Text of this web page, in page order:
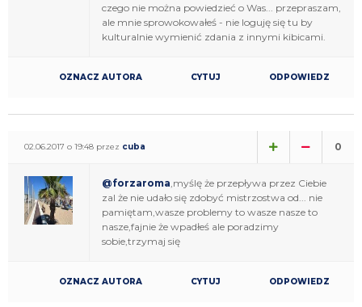
czego nie można powiedzieć o Was... przepraszam,
ale mnie sprowokowałeś - nie loguję się tu by
kulturalnie wymienić zdania z innymi kibicami.
OZNACZ AUTORA CYTUJ ODPOWIEDZ
02.06.2017 o 19:48 przez cuba 0
@forzaroma ,myślę że przepływa przez Ciebie
zal że nie udało się zdobyć mistrzostwa od... nie
pamiętam,wasze problemy to wasze nasze to
nasze,fajnie że wpadłeś ale poradzimy
sobie,trzymaj się
OZNACZ AUTORA CYTUJ ODPOWIEDZ